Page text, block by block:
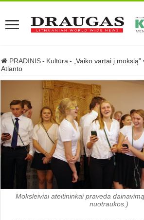
PRADINIS - Kultūra - „Vaiko vartai į
Atlanto
Moksleiviai ateitininkai praveda
nuotraukos.)